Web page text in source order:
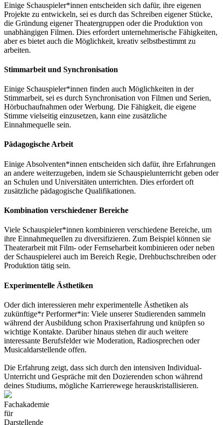
Einige Schauspieler*innen entscheiden sich dafür, ihre eigenen
Projekte zu entwickeln, sei es durch das Schreiben eigener Stücke,
die Gründung eigener Theatergruppen oder die Produktion von
unabhängigen Filmen. Dies erfordert unternehmerische Fähigkeiten,
aber es bietet auch die Möglichkeit, kreativ selbstbestimmt zu
arbeiten.
Stimmarbeit und Synchronisation
Einige Schauspieler*innen finden auch Möglichkeiten in der
Stimmarbeit, sei es durch Synchronisation von Filmen und Serien,
Hörbuchaufnahmen oder Werbung. Die Fähigkeit, die eigene
Stimme vielseitig einzusetzen, kann eine zusätzliche
Einnahmequelle sein.
Pädagogische Arbeit
Einige Absolventen*innen entscheiden sich dafür, ihre Erfahrungen
an andere weiterzugeben, indem sie Schauspielunterricht geben oder
an Schulen und Universitäten unterrichten. Dies erfordert oft
zusätzliche pädagogische Qualifikationen.
Kombination verschiedener Bereiche
Viele Schauspieler*innen kombinieren verschiedene Bereiche, um
ihre Einnahmequellen zu diversifizieren. Zum Beispiel können sie
Theaterarbeit mit Film- oder Fernseharbeit kombinieren oder neben
der Schauspielerei auch im Bereich Regie, Drehbuchschreiben oder
Produktion tätig sein.
Experimentelle Ästhetiken
Oder dich interessieren mehr experimentelle Ästhetiken als
zukünftige*r Performer*in: Viele unserer Studierenden sammeln
während der Ausbildung schon Praxiserfahrung und knüpfen so
wichtige Kontakte. Darüber hinaus stehen dir auch weitere
interessante Berufsfelder wie Moderation, Radiosprechen oder
Musicaldarstellende offen.
Die Erfahrung zeigt, dass sich durch den intensiven Individual-
Unterricht und Gespräche mit den Dozierenden schon während
deines Studiums, mögliche Karrierewege herauskristallisieren.
Fachakademie
für
Darstellende